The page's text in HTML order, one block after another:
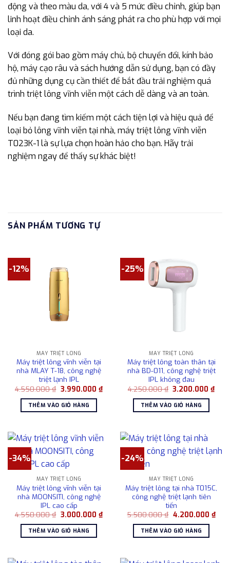
động và theo màu da, với 4 và 5 mức điều chỉnh, giúp bạn
linh hoạt điều chỉnh ánh sáng phát ra cho phù hợp với mọi
loại da.
Với đóng gói bao gồm máy chủ, bộ chuyển đổi, kính bảo
hộ, máy cạo râu và sách hướng dẫn sử dụng, bạn có đầy
đủ những dụng cụ cần thiết để bắt đầu trải nghiệm quá
trình triệt lông vĩnh viễn một cách dễ dàng và an toàn.
Nếu bạn đang tìm kiếm một cách tiện lợi và hiệu quả để
loại bỏ lông vĩnh viễn tại nhà, máy triệt lông vĩnh viễn
T023K-1 là sự lựa chọn hoàn hảo cho bạn. Hãy trải
nghiệm ngay để thấy sự khác biệt!
SẢN PHẨM TƯƠNG TỰ
-12%
MÁY TRIỆT LÔNG
Máy triệt lông vĩnh viễn tại
nhà MLAY T-18, công nghệ
triệt lạnh IPL
4.550.000₫ Giá
là:
4.550.000 ₫.
3.990.000 ₫Giá
hiện
3.990.000 ₫.
THÊM VÀO GIỎ HÀNG
-25%
MÁY TRIỆT LÔNG
Máy triệt lông toàn thân tại
nhà BD-011, công nghệ triệt
IPL không đau
4.250.000₫ Giá
là:
4.250.000 ₫.
3.200.000₫Giá
hiện
THÊM VÀO GIỎ HÀNG
-34%
MÁY TRIỆT LÔNG
Máy triệt lông vĩnh viễn tại
nhà MOONSITI, công nghệ
IPL cao cấp
4.550.000₫ Giá
là:
4.550.000 ₫.
3.000.000 ₫Giá
hiện
3.000.000 ₫.
THÊM VÀO GIỎ HÀNG
-24%
MÁY TRIỆT LÔNG
Máy triệt lông tại nhà T015C,
công nghệ triệt lạnh tiên
tiến
5.500.000₫ Giá
là:
5.500.000 ₫.
4.200.000 ₫Giá
hiện
THÊM VÀO GIỎ HÀNG